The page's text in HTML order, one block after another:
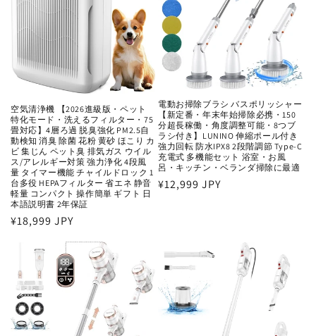
空気清浄機 【2026進級版・ペット
特化モード・洗えるフィルター・75
畳対応】4層ろ過 脱臭強化 PM2.5自
動検知 消臭 除菌 花粉 黄砂 ほこり カ
ビ 集じん ペット臭 排気ガス ウイル
ス/アレルギー対策 強力浄化 4段風
量 タイマー機能 チャイルドロック 1
台多役 HEPAフィルター 省エネ 静音
軽量 コンパクト 操作簡単 ギフト 日
本語説明書 2年保証
通
格
¥18,999 JPY
電動お掃除ブラシ バスポリッシャー
【新定番・年末年始掃除必携・150
分超長稼働・角度調整可能・8つブ
ラシ付き】LUNINO 伸縮ポール付き
強力回転 防水IPX8 2段階調節 Type-C
充電式 多機能セット 浴室・お風
呂・キッチン・ベランダ掃除に最適
通
¥12,999 JPY